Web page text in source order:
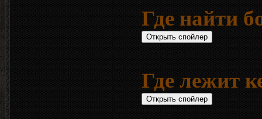
Где найти
Где лежит